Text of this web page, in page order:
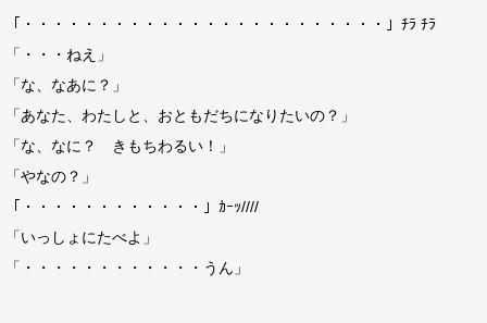
「・・・・・・・・・・・・・・・・・・・・・・・・」ﾁﾗ ﾁﾗ
「・・・ねえ」
「な、なあに？」
「あなた、わたしと、おともだちになりたいの？」
「な、なに？ きもちわるい！」
「やなの？」
「・・・・・・・・・・・・」ｶｰｯ////
「いっしょにたべよ」
「・・・・・・・・・・・・うん」